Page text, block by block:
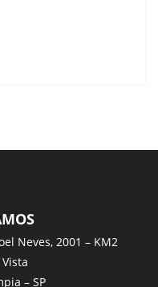
Neves, 2001 – KM2
– SP